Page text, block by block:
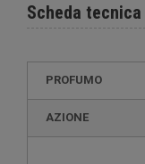
Scheda tecnica
PROFUMO
AZIONE